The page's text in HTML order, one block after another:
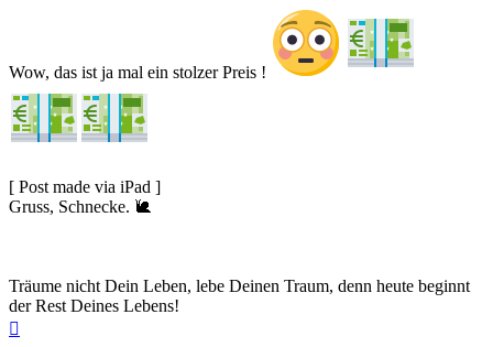
Wow, das ist ja mal ein stolzer Preis !
[ Post made via iPad ]
Gruss, Schnecke. 🐌
Träume nicht Dein Leben, lebe Deinen Traum, denn heute beginnt
der Rest Deines Lebens!